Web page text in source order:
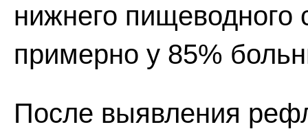
нижнего пищеводного
примерно у 85%
После выявления